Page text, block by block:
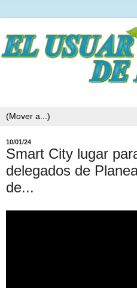
10/01/24
Smart City lugar
delegados de
de...